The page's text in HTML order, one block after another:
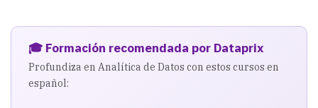
🎓 Formación recomendada por Dataprix
Profundiza en Analítica de Datos con estos cursos en
español: